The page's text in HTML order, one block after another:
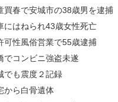
買春で安城市の38歳男を逮捕
にはねられ43歳女性死亡
可性風俗営業で55歳逮捕
でコンビニ強盗未遂
でも震度２記録
から白骨遺体